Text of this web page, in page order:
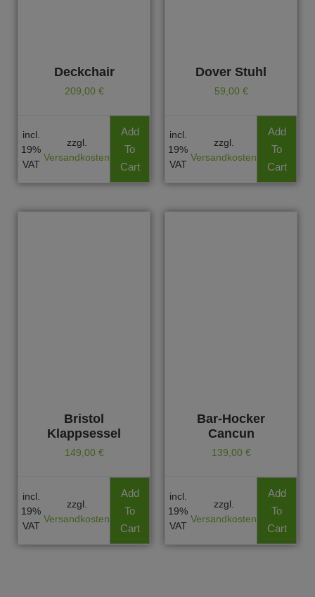
Deckchair
209,00 €
incl.
19%
VAT
zzgl.
Versandkosten
Add
To
Cart
Dover Stuhl
59,00 €
incl.
19%
VAT
zzgl.
Versandkosten
Add
To
Cart
Bristol
Klappsessel
149,00 €
incl.
19%
VAT
zzgl.
Versandkosten
Add
To
Cart
Bar-Hocker
Cancun
139,00 €
incl.
19%
VAT
zzgl.
Versandkosten
Add
To
Cart